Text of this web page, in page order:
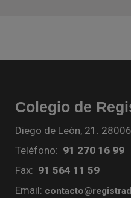
Colegio de
Diego de León, 21.
Teléfono: 91 270 16 99
Fax: 91 564 11 59
Email: